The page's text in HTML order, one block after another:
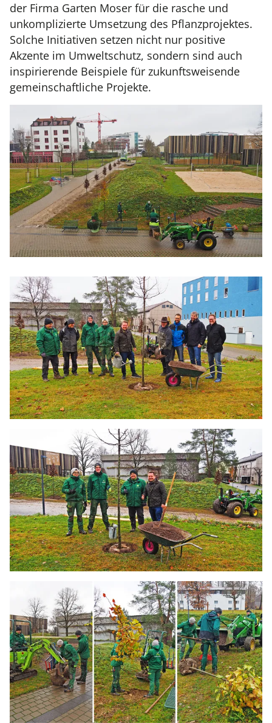
der Firma Garten Moser für die rasche und
unkomplizierte Umsetzung des Pflanzprojektes.
Solche Initiativen setzen nicht nur positive
Akzente im Umweltschutz, sondern sind auch
inspirierende Beispiele für zukunftsweisende
gemeinschaftliche Projekte.